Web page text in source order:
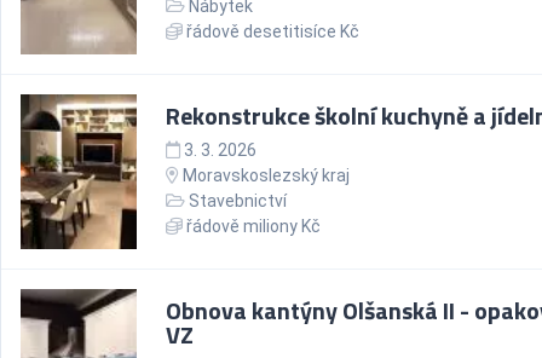
Nábytek
řádově desetitisíce Kč
Rekonstrukce školní kuchyně a
3. 3. 2026
Moravskoslezský kraj
Stavebnictví
řádově miliony Kč
Obnova kantýny Olšanská II -
VZ